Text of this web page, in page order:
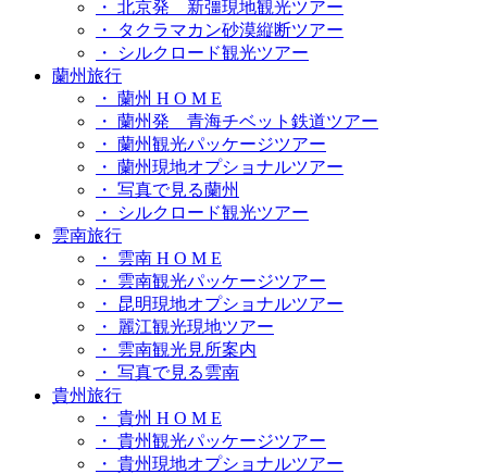
・ 北京発 新彊現地観光ツアー
・ タクラマカン砂漠縦断ツアー
・ シルクロード観光ツアー
蘭州旅行
・ 蘭州 H O M E
・ 蘭州発 青海チベット鉄道ツアー
・ 蘭州観光パッケージツアー
・ 蘭州現地オプショナルツアー
・ 写真で見る蘭州
・ シルクロード観光ツアー
雲南旅行
・ 雲南 H O M E
・ 雲南観光パッケージツアー
・ 昆明現地オプショナルツアー
・ 麗江観光現地ツアー
・ 雲南観光見所案内
・ 写真で見る雲南
貴州旅行
・ 貴州 H O M E
・ 貴州観光パッケージツアー
・ 貴州現地オプショナルツアー